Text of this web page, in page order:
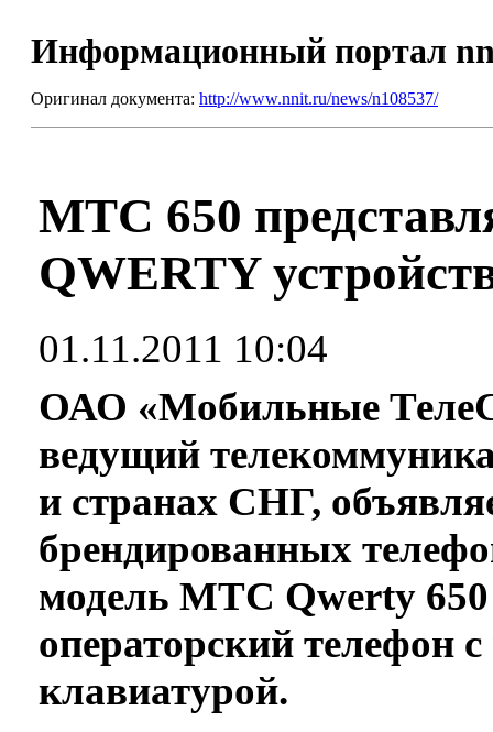
Информационный портал
Оригинал документа: http://www.nnit.ru/news/n108537/
МТС 650
QWERTY
01.11.2011 10:04
ОАО «Мобильные
ведущий
и странах СНГ,
брендированных
модель МТС Qwerty
операторский телефон
клавиатурой.